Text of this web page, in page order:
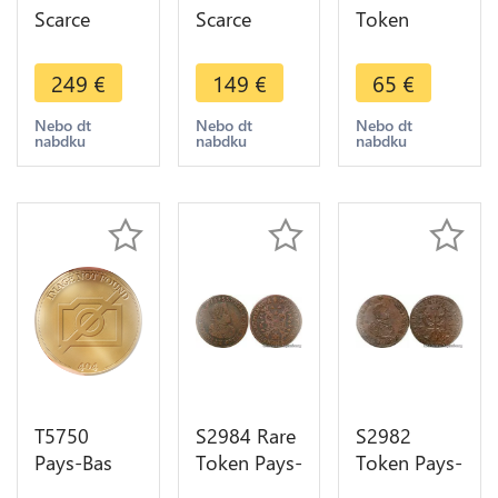
Scarce
Huygens
1629 1695
Physicist
Henrionnet
SPL
249 €
Nebo dt
nabdku
Scarce
Holland
Hugo
Grotius
Advocate
Baron
Desnoyers
149 €
Nebo dt
nabdku
Token
Th. van
Berckel
Flandre
Liberty
>Make
65 €
Nebo dt
nabdku
T5750
Pays-Bas
S2984 Rare
Token Pays-
S2982
Token Pays-